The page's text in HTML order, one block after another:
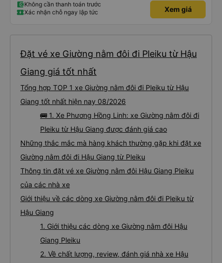
Không cần thanh toán trước
Xác nhận chỗ ngay lập tức
Xem giá
Đặt vé xe Giường nằm đôi đi Pleiku từ Hậu
Giang giá tốt nhất
Tổng hợp TOP 1 xe Giường nằm đôi đi Pleiku từ Hậu
Giang tốt nhất hiện nay 08/2026
🚌 1. Xe Phương Hồng Linh: xe Giường nằm đôi đi
Pleiku từ Hậu Giang được đánh giá cao
Những thắc mắc mà hàng khách thường gặp khi đặt xe
Giường nằm đôi đi Hậu Giang từ Pleiku
Thông tin đặt vé xe Giường nằm đôi Hậu Giang Pleiku
của các nhà xe
Giới thiệu về các dòng xe Giường nằm đôi đi Pleiku từ
Hậu Giang
1. Giới thiệu các dòng xe Giường nằm đôi Hậu
Giang Pleiku
2. Về chất lượng, review, đánh giá nhà xe Hậu